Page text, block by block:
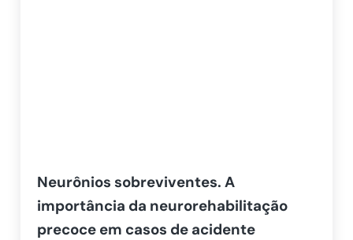
Neurônios sobreviventes. A
importância da neurorehabilitação
precoce em casos de acidente